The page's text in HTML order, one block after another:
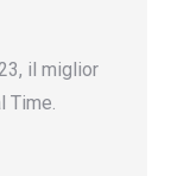
il miglior
Time.